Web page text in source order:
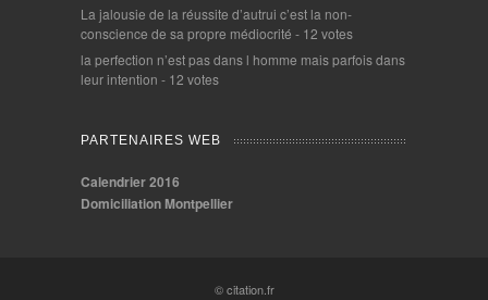
La jalousie de la réussite d’autrui c’est la non-
conscience de sa propre médiocrité - 12 votes
la perfection n’est pas dans l homme mais parfois dans
leur intention - 12 votes
PARTENAIRES WEB
Calendrier 2016
Domiciliation Montpellier
© citation.fr